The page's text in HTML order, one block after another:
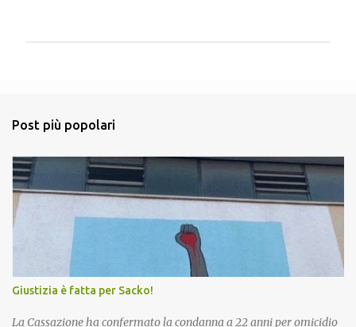
a
c
o
m
Post più popolari
Giustizia è fatta per Sacko!
La Cassazione ha confermato la condanna a 22 anni per omicidio